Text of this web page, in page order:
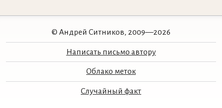
© Андрей Ситников, 2009—2026
Написать письмо автору
Облако меток
Случайный факт